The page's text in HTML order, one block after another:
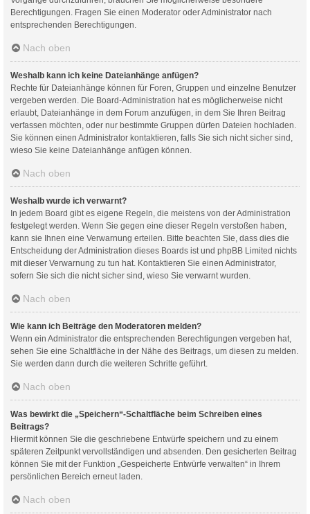
Berechtigungen. Fragen Sie einen Moderator oder Administrator nach
entsprechenden Berechtigungen.
Nach oben
Weshalb kann ich keine Dateianhänge anfügen?
Rechte für Dateianhänge können für Foren, Gruppen und einzelne Benutzer
vergeben werden. Die Board-Administration hat es möglicherweise nicht
erlaubt, Dateianhänge in dem Forum anzufügen, in dem Sie Ihren Beitrag
verfassen möchten, oder nur bestimmte Gruppen dürfen Dateien hochladen.
Sie können einen Administrator kontaktieren, falls Sie sich nicht sicher sind,
wieso Sie keine Dateianhänge anfügen können.
Nach oben
Weshalb wurde ich verwarnt?
In jedem Board gibt es eigene Regeln, die meistens von der Administration
festgelegt werden. Wenn Sie gegen eine dieser Regeln verstoßen haben,
kann sie Ihnen eine Verwarnung erteilen. Bitte beachten Sie, dass dies die
Entscheidung der Administration dieses Boards ist und phpBB Limited nichts
mit dieser Verwarnung zu tun hat. Kontaktieren Sie einen Administrator,
sofern Sie sich die nicht sicher sind, wieso Sie verwarnt wurden.
Nach oben
Wie kann ich Beiträge den Moderatoren melden?
Wenn ein Administrator die entsprechenden Berechtigungen vergeben hat,
sehen Sie eine Schaltfläche in der Nähe des Beitrags, um diesen zu melden.
Sie werden dann durch die weiteren Schritte geführt.
Nach oben
Was bewirkt die „Speichern“-Schaltfläche beim Schreiben eines
Beitrags?
Hiermit können Sie die geschriebene Entwürfe speichern und zu einem
späteren Zeitpunkt vervollständigen und absenden. Den gesicherten Beitrag
können Sie mit der Funktion „Gespeicherte Entwürfe verwalten“ in Ihrem
persönlichen Bereich erneut laden.
Nach oben